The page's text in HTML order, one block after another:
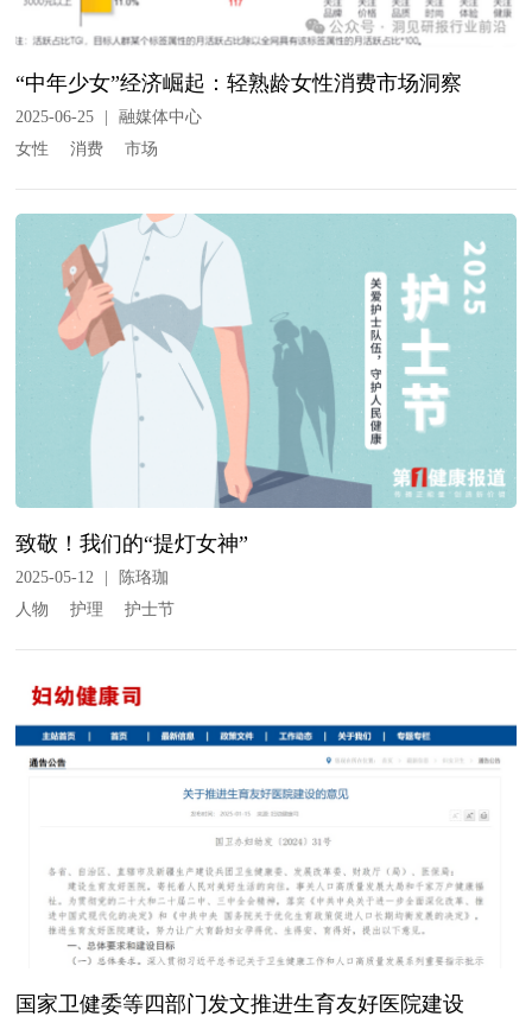
“中年少女”经济崛起：轻熟龄女性消费市场洞察
2025-06-25
融媒体中心
女性
消费 市场
致敬！我们的“提灯女神”
2025-05-12
陈珞珈
人物
护理 护士节
国家卫健委等四部门发文推进生育友好医院建设